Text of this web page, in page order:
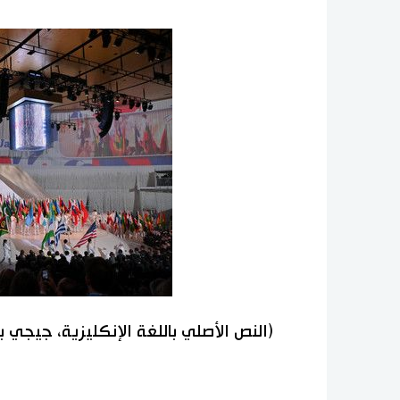
(النص الأصلي باللغة الإنكليزية،